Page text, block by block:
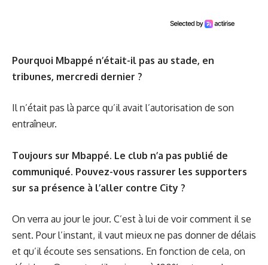
Pourquoi Mbappé n’était-il pas au stade, en
tribunes, mercredi dernier ?
Il n’était pas là parce qu’il avait l’autorisation de son
entraîneur.
Toujours sur Mbappé. Le club n’a pas publié de
communiqué. Pouvez-vous rassurer les supporters
sur sa présence à l’aller contre City ?
On verra au jour le jour. C’est à lui de voir comment il se
sent. Pour l’instant, il vaut mieux ne pas donner de délais
et qu’il écoute ses sensations. En fonction de cela, on